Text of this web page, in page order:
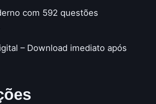
com 592 questões
– Download imediato após